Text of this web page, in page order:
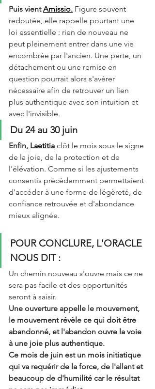
Puis vient Amissio. Figure souvent
redoutée, elle rappelle pourtant une
loi essentielle : rien de nouveau ne
peut pleinement entrer dans une vie
encombrée par l'ancien. Une perte, un
détachement ou une remise en
question pourrait alors s'avérer
nécessaire afin de retrouver un lien
plus authentique avec son intuition et
avec l'invisible.
Du 24 au 30 juin
Enfin, Laetitia clôt le mois sous le signe
de la joie, de la protection et de
l'élévation. Comme si les ajustements
consentis précédemment permettaient
d'accéder à une forme de légèreté, de
confiance retrouvée et d'abondance
mieux alignée.
POUR CONCLURE, L'ORACLE
NOUS DIT :
Un chemin nouveau s'ouvre mais ce ne
sera pas facile et des opportunités
seront à saisir.
Une ouverture appelle le mouvement,
le mouvement révèle ce qui doit être
abandonné, et l'abandon ouvre la voie
à une joie plus authentique.
Ce mois de juin est un mois initiatique
qui va requérir de la force, de l'allant et
beaucoup de d'humilité car le résultat